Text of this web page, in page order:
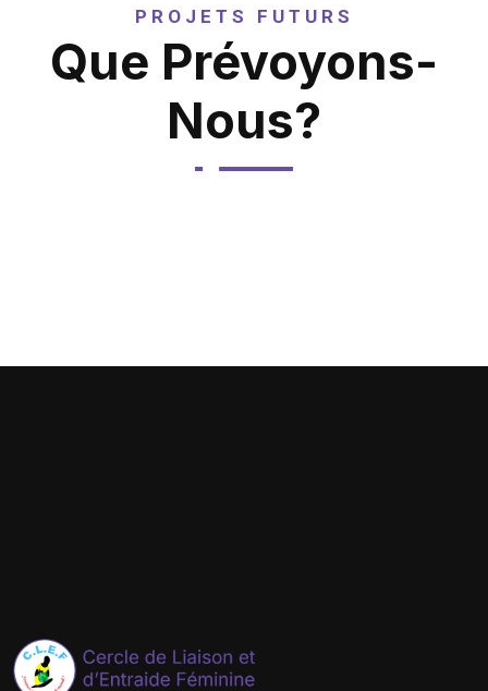
PROJETS FUTURS
Que Prévoyons-
Nous?